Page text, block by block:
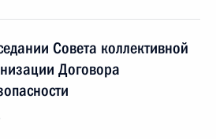
Совета коллективной
Договора